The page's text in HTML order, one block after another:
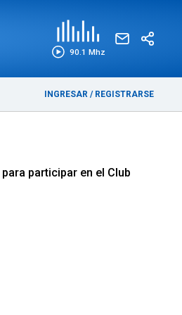
90.1 Mhz
INGRESAR / REGISTRARSE
participar en el Club